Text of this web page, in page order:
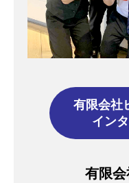
有限会社
イン
有限会